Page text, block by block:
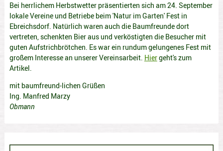
Bei herrlichem Herbstwetter präsentierten sich am 24. September
lokale Vereine und Betriebe beim 'Natur im Garten' Fest in
Ebreichsdorf. Natürlich waren auch die Baumfreunde dort
vertreten, schenkten Bier aus und verköstigten die Besucher mit
guten Aufstrichbrötchen. Es war ein rundum gelungenes Fest mit
großem Interesse an unserer Vereinsarbeit. Hiergeht's zum
Artikel.
mit baumfreund-lichen Grüßen
Ing. Manfred Marzy
Obmann